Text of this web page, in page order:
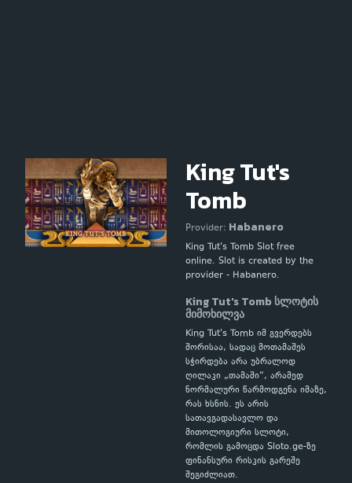
King Tut's
Tomb
Provider: Habanero
King Tut's Tomb Slot free
online. Slot is created by the
provider - Habanero.
King Tut's Tomb სლოტის
მიმოხილვა
King Tut's Tomb იმ გვერდებს
შორისაა, სადაც მოთამაშეს
სჭირდება არა უბრალოდ
ღილაკი „თამაში“, არამედ
ნორმალური წარმოდგენა იმაზე,
რას ხსნის. ეს არის
სათავგადასავლო და
მითოლოგიური სლოტი,
რომლის გამოცდა Sloto.ge-ზე
ფინანსური რისკის გარეშე
შეგიძლიათ.